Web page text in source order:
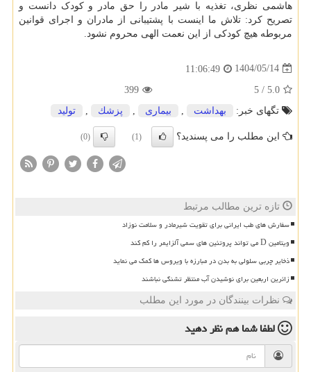
هاشمی نظری، تغذیه با شیر مادر را حق مادر و کودک دانست و
تصریح کرد: تلاش ما اینست با پشتیبانی از مادران و اجرای قوانین
مربوطه هیچ کودکی از این نعمت الهی محروم نشود.
1404/05/14
11:06:49
5.0
/
5
399
تگهای خبر:
بهداشت بیماری پزشك تولید
این مطلب را می پسندید؟ (1)
(0)
تازه ترین مطالب مرتبط
سفارش های طب ایرانی برای تقویت شیرمادر و سلامت نوزاد
ویتامین D می تواند پروتئین های سمی آلزایمر را کم کند
ذخایر چربی سلولی به بدن در مبارزه با ویروس ها کمک می نماید
زائرین اربعین برای نوشیدن آب منتظر تشنگی نباشند
نظرات بینندگان در مورد این مطلب
لطفا شما همنظر دهید